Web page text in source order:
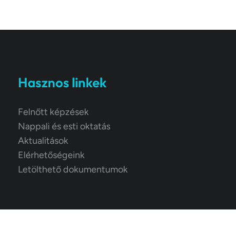
Hasznos linkek
Felnőtt képzések
Nappali és esti oktatás
Aktualitások
Elérhetőségeink
Letölthető dokumentumok